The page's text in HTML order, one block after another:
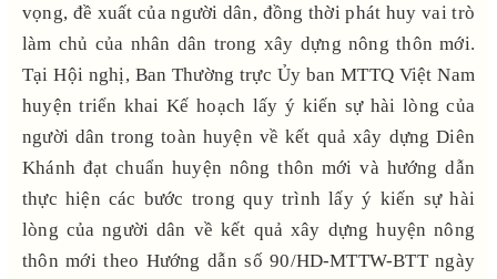
vọng, đề xuất của người dân, đồng thời phát huy vai trò
làm chủ của nhân dân trong xây dựng nông thôn mới.
Tại Hội nghị, Ban Thường trực Ủy ban MTTQ Việt Nam
huyện triển khai Kế hoạch lấy ý kiến sự hài lòng của
người dân trong toàn huyện về kết quả xây dựng Diên
Khánh đạt chuẩn huyện nông thôn mới và hướng dẫn
thực hiện các bước trong quy trình lấy ý kiến sự hài
lòng của người dân về kết quả xây dựng huyện nông
thôn mới theo Hướng dẫn số 90/HD-MTTW-BTT ngày